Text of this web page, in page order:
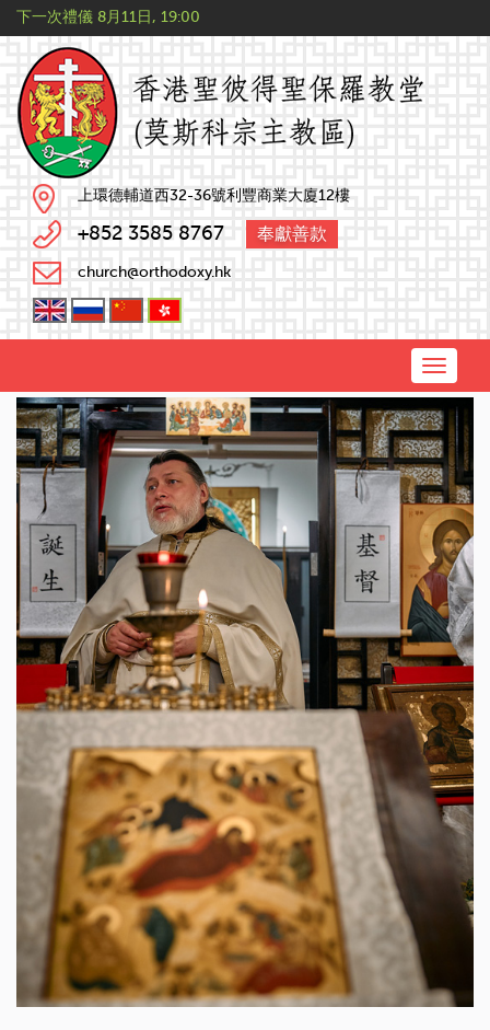
下一次禮儀 8月11日, 19:00
上環德輔道西32-36號利豐商業大廈12樓
+852 3585 8767 奉獻善款
church@orthodoxy.hk
Toggle